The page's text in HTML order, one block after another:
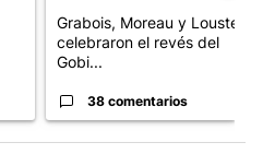
Grabois, Moreau y Lousteau
celebraron el revés del
Gobi...
38 comentarios